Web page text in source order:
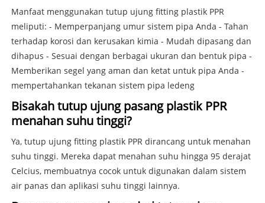
Manfaat menggunakan tutup ujung fitting plastik PPR
meliputi: - Memperpanjang umur sistem pipa Anda - Tahan
terhadap korosi dan kerusakan kimia - Mudah dipasang dan
dihapus - Sesuai dengan berbagai ukuran dan bentuk pipa -
Memberikan segel yang aman dan ketat untuk pipa Anda -
mempertahankan tekanan sistem pipa ledeng
Bisakah tutup ujung pasang plastik PPR
menahan suhu tinggi?
Ya, tutup ujung fitting plastik PPR dirancang untuk menahan
suhu tinggi. Mereka dapat menahan suhu hingga 95 derajat
Celcius, membuatnya cocok untuk digunakan dalam sistem
air panas dan aplikasi suhu tinggi lainnya.